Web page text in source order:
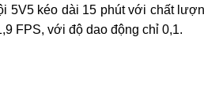
5V5 kéo dài 15 phút với chất
FPS, với độ dao động chỉ 0,1.